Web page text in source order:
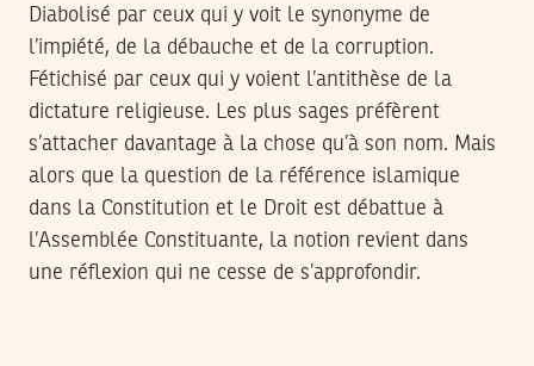
Diabolisé par ceux qui y voit le synonyme de
l’impiété, de la débauche et de la corruption.
Fétichisé par ceux qui y voient l’antithèse de la
dictature religieuse. Les plus sages préfèrent
s’attacher davantage à la chose qu’à son nom. Mais
alors que la question de la référence islamique
dans la Constitution et le Droit est débattue à
l’Assemblée Constituante, la notion revient dans
une réflexion qui ne cesse de s’approfondir.